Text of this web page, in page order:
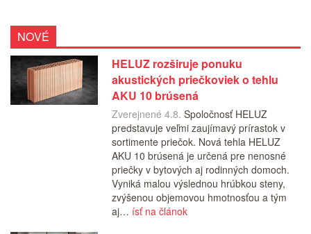
NOVÉ
HELUZ rozširuje ponuku
akustických priečkoviek o tehlu
AKU 10 brúsená
Zverejnené 4.8. Spoločnosť HELUZ
predstavuje veľmi zaujímavý prírastok v
sortimente priečok. Nová tehla HELUZ
AKU 10 brúsená je určená pre nenosné
priečky v bytových aj rodinných domoch.
Vyniká malou výslednou hrúbkou steny,
zvýšenou objemovou hmotnosťou a tým
aj… ísť na článok